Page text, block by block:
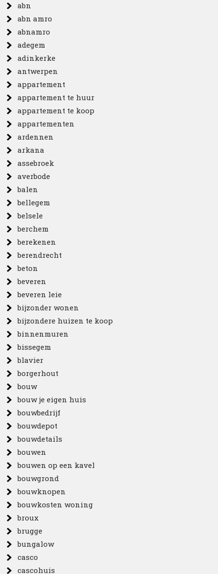
abn
abn amro
abnamro
adegem
adinkerke
antwerpen
appartement
appartement te huur
appartement te koop
appartementen
ardennen
arkana
assebroek
averbode
balen
bellegem
belsele
berchem
berekenen
berendrecht
beton
beveren
beveren leie
bijzonder wonen
bijzondere huizen te koop
binnenmuren
bissegem
blavier
borgerhout
bouw
bouw je eigen huis
bouwbedrijf
bouwdepot
bouwdetails
bouwen
bouwen op een kavel
bouwgrond
bouwknopen
bouwkosten woning
broux
brugge
bungalow
casco
cascohuis